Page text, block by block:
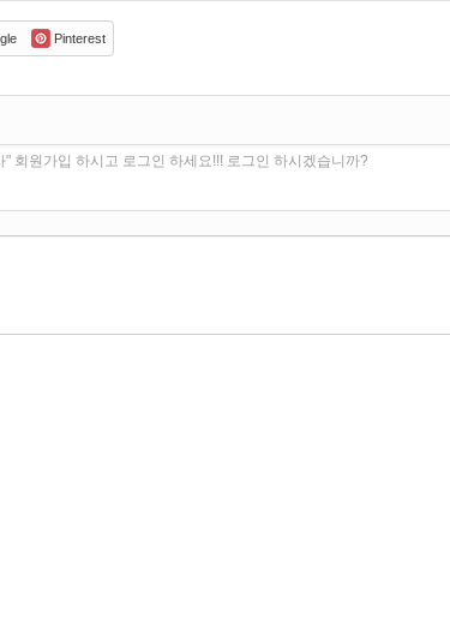
Pinterest
" 회원가입 하시고 로그인 하세요!!! 로그인 하시겠습니까?